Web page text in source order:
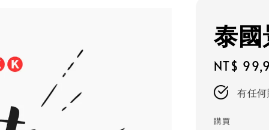
泰
Regular
price
NT$
有任
購買